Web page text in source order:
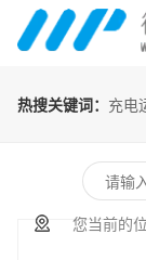
热搜关键词： 充电
您当前的位